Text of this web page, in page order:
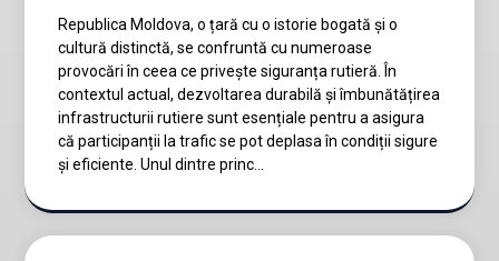
Republica Moldova, o țară cu o istorie bogată și o
cultură distinctă, se confruntă cu numeroase
provocări în ceea ce privește siguranța rutieră. În
contextul actual, dezvoltarea durabilă și îmbunătățirea
infrastructurii rutiere sunt esențiale pentru a asigura
că participanții la trafic se pot deplasa în condiții sigure
și eficiente. Unul dintre princ...